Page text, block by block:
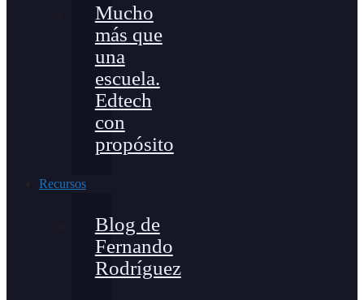
Mucho
más que
una
escuela.
Edtech
con
propósito
Recursos
Blog de
Fernando
Rodríguez